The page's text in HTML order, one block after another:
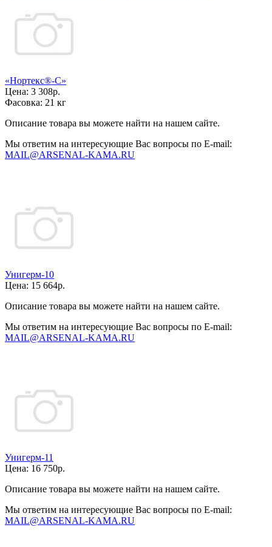
«Нортекс®-С»
Цена: 3 308р.
Фасовка: 21 кг
Описание товара вы можете найти на нашем сайте.
Мы ответим на интересующие Вас вопросы по E-mail:
MAIL@ARSENAL-KAMA.RU
Унигерм-10
Цена: 15 664р.
Описание товара вы можете найти на нашем сайте.
Мы ответим на интересующие Вас вопросы по E-mail:
MAIL@ARSENAL-KAMA.RU
Унигерм-11
Цена: 16 750р.
Описание товара вы можете найти на нашем сайте.
Мы ответим на интересующие Вас вопросы по E-mail:
MAIL@ARSENAL-KAMA.RU